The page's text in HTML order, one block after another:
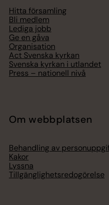
Hitta församling
Bli medlem
Lediga jobb
Ge en gåva
Organisation
Act Svenska kyrkan
Svenska kyrkan i utlandet
Press – nationell nivå
Om webbplatsen
Behandling av
Kakor
Lyssna
Tillgänglighetsredogörelse